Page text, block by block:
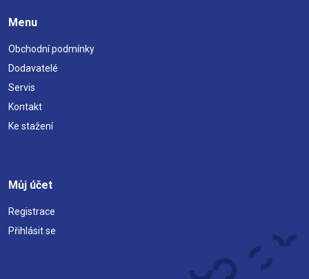
Menu
Obchodní podmínky
Dodavatelé
Servis
Kontakt
Ke stažení
Můj účet
Registrace
Přihlásit se